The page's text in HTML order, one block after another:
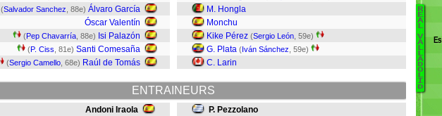
(Salvador Sanchez , 88e) Álvaro García
Óscar Valentín
(Pep Chavarría , 88e) Isi Palazón
(P. Ciss , 81e) Santi Comesaña
(Sergio Camello , 68e) Raúl de Tomás
M. Hongla
Monchu
Kike Pérez (Sergio León , 59e)
G. Plata (Iván Sánchez , 59e)
C. Larin
ENTRAINEURS
Andoni Iraola P. Pezzolano
R
E
A
L
V
A
L
L
A
D
O
L
I
D